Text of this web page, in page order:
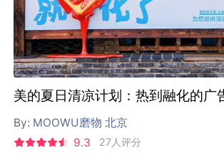
美的夏日清凉计划：热到融化的广
By: MOOWU磨物 北京
9.3
27人评分